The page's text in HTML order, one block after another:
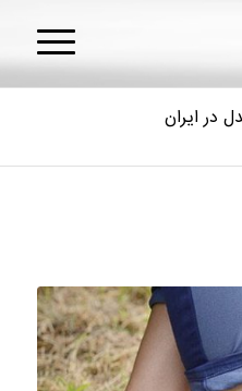
در ایران